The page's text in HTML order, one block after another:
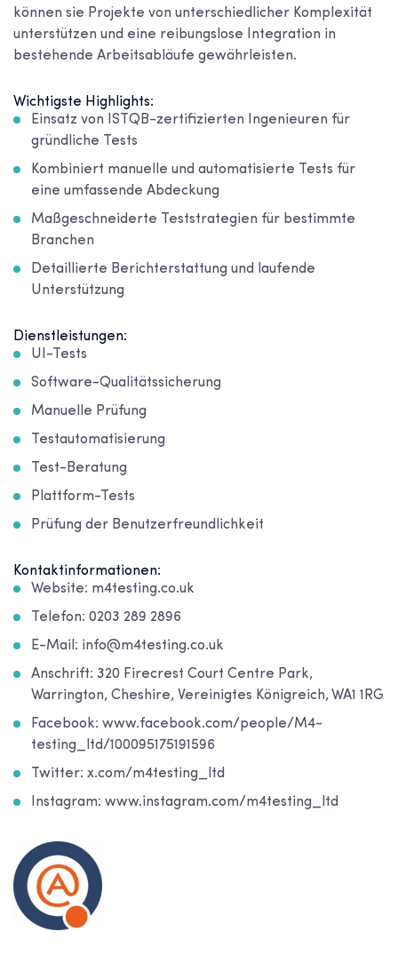
können sie Projekte von unterschiedlicher Komplexität
unterstützen und eine reibungslose Integration in
bestehende Arbeitsabläufe gewährleisten.
Wichtigste Highlights:
Einsatz von ISTQB-zertifizierten Ingenieuren für
gründliche Tests
Kombiniert manuelle und automatisierte Tests für
eine umfassende Abdeckung
Maßgeschneiderte Teststrategien für bestimmte
Branchen
Detaillierte Berichterstattung und laufende
Unterstützung
Dienstleistungen:
UI-Tests
Software-Qualitätssicherung
Manuelle Prüfung
Testautomatisierung
Test-Beratung
Plattform-Tests
Prüfung der Benutzerfreundlichkeit
Kontaktinformationen:
Website: m4testing.co.uk
Telefon: 0203 289 2896
E-Mail: info@m4testing.co.uk
Anschrift: 320 Firecrest Court Centre Park,
Warrington, Cheshire, Vereinigtes Königreich, WA1 1RG
Facebook: www.facebook.com/people/M4-
testing_ltd/100095175191596
Twitter: x.com/m4testing_ltd
Instagram: www.instagram.com/m4testing_ltd